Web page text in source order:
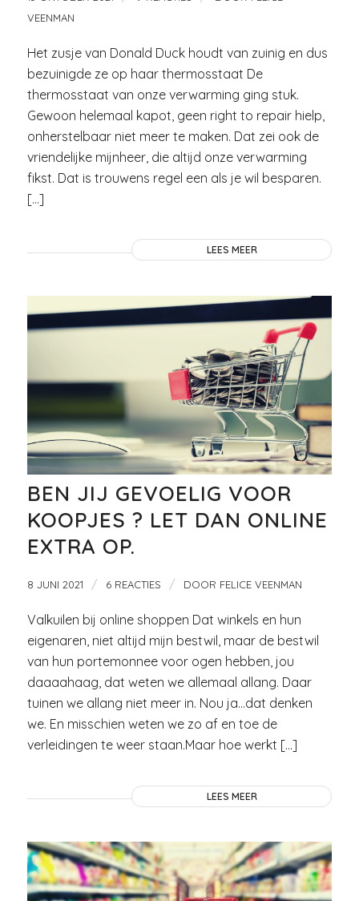
VEENMAN
Het zusje van Donald Duck houdt van zuinig en dus
bezuinigde ze op haar thermosstaat De
thermosstaat van onze verwarming ging stuk.
Gewoon helemaal kapot, geen right to repair hielp,
onherstelbaar niet meer te maken. Dat zei ook de
vriendelijke mijnheer, die altijd onze verwarming
fikst. Dat is trouwens regel een als je wil besparen.
[…]
LEES MEER
BEN JIJ GEVOELIG VOOR
KOOPJES ? LET DAN ONLINE
EXTRA OP.
8 JUNI 2021 / 6 REACTIES / DOOR FELICE VEENMAN
Valkuilen bij online shoppen Dat winkels en hun
eigenaren, niet altijd mijn bestwil, maar de bestwil
van hun portemonnee voor ogen hebben, jou
daaaahaag, dat weten we allemaal allang. Daar
tuinen we allang niet meer in. Nou ja…dat denken
we. En misschien weten we zo af en toe de
verleidingen te weer staan.Maar hoe werkt […]
LEES MEER